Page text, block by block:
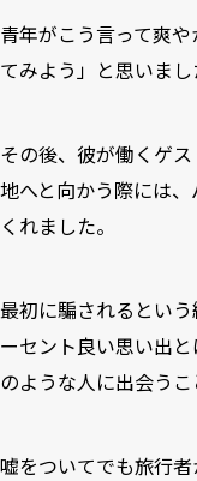
青年がこう言って爽
てみよう」と思いまし
その後、彼が働くゲ
地へと向かう際には
くれました。
最初に騙されるとい
ーセント良い思い出
のような人に出会うこ
嘘をついてでも旅行